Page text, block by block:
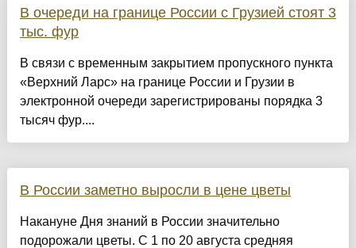
В очереди на границе России с Грузией стоят 3
тыс. фур
В связи с временным закрытием пропускного пункта
«Верхний Ларс» на границе России и Грузии в
электронной очереди зарегистрированы порядка 3
тысяч фур....
В России заметно выросли в цене цветы
Накануне Дня знаний в России значительно
подорожали цветы. С 1 по 20 августа средняя